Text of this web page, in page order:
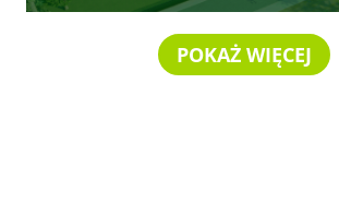
POKAŻ WIĘCEJ